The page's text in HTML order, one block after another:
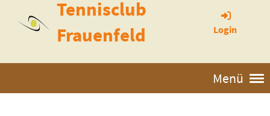
Tennisclub
Frauenfeld
Login
Menü